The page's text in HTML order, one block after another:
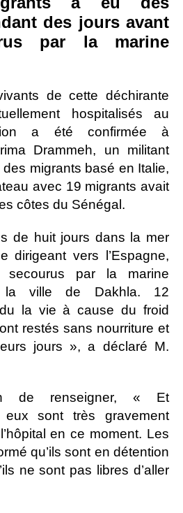
des jours avant
par la marine
de cette déchirante
hospitalisés au
a été confirmée à
Drammeh, un militant
migrants basé en Italie,
avec 19 migrants avait
côtes du Sénégal.
de huit jours dans la mer
dirigeant vers l’Espagne,
par la marine
la ville de Dakhla. 12
la vie à cause du froid
restés sans nourriture et
jours », a déclaré M.
de renseigner, « Et
eux sont très gravement
en ce moment. Les
qu’ils sont en détention
ne sont pas libres d’aller